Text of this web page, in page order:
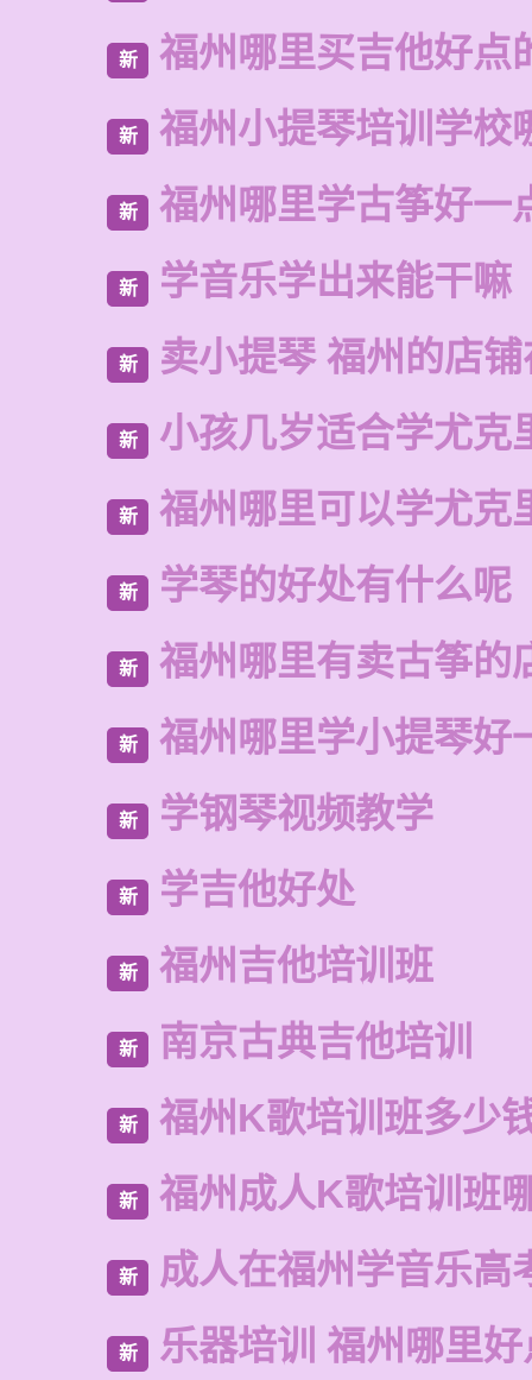
新 福州哪里买吉他好点
新 福州小提琴培训学校
新 福州哪里学古筝好一
新 学音乐学出来能干嘛
新 卖小提琴 福州的店
新 小孩几岁适合学尤克
新 福州哪里可以学尤克
新 学琴的好处有什么呢
新 福州哪里有卖古筝的
新 福州哪里学小提琴好
新 学钢琴视频教学
新 学吉他好处
新 福州吉他培训班
新 南京古典吉他培训
新 福州K歌培训班多少
新 福州成人K歌培训班
新 成人在福州学音乐高
新 乐器培训 福州哪里